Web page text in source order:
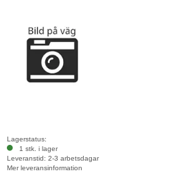
Lagerstatus:
1 stk. i lager
Leveranstid: 2-3 arbetsdagar
Mer leveransinformation